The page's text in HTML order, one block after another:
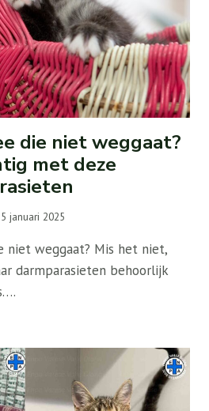
die niet weggaat?
met deze
5 januari 2025
niet weggaat? Mis het niet,
darmparasieten behoorlijk